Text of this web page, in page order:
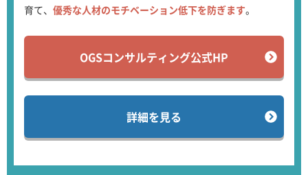
育て、 優秀な人材のモチベーション低下を防ぎます。
OGSコンサルティング公式HP
詳細を見る